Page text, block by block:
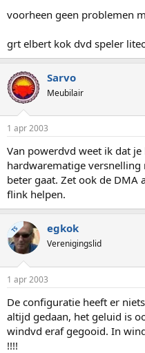
e
voorheen geen problemen
grt elbert kok dvd speler
Sarvo
Meubilair
1 apr 2003
Van powerdvd weet ik dat
hardwarematige
beter gaat. Zet ook de DMA
flink helpen.
TS egkok
Verenigingslid
1 apr 2003
De configuratie heeft er
altijd gedaan, het geluid is
windvd eraf gegooid. In
!!!!